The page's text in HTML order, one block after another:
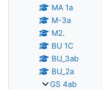
MA 1a
M-3a
M2.
BU 1C
BU_3ab
BU_2a
GS 4ab